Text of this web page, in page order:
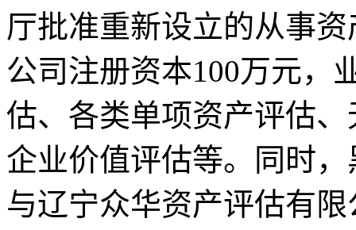
厅批准重新设立的从事
公司注册资本100万元，
估、各类单项资产评估
企业价值评估等。同时
与辽宁众华资产评估有